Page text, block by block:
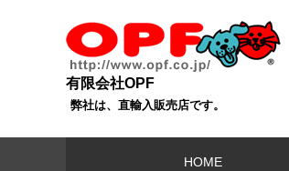
有限会社OPF
弊社は、直輸入販売店です。
HOME